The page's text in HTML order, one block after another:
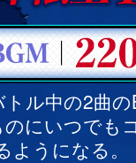
ル中の2曲
のにいつでも
ようになる。